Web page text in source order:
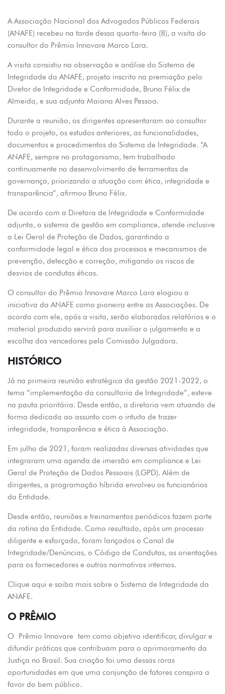
A Associação Nacional dos Advogados Públicos Federais
(ANAFE) recebeu na tarde dessa quarta-feira (8), a visita do
consultor do Prêmio Innovare Marco Lara.
A visita consistiu na observação e análise do Sistema de
Integridade da ANAFE, projeto inscrito na premiação pelo
Diretor de Integridade e Conformidade, Bruno Félix de
Almeida, e sua adjunta Maiana Alves Pessoa.
Durante a reunião, os dirigentes apresentaram ao consultor
todo o projeto, os estudos anteriores, as funcionalidades,
documentos e procedimentos do Sistema de Integridade. “A
ANAFE, sempre no protagonismo, tem trabalhado
continuamente no desenvolvimento de ferramentas de
governança, priorizando a atuação com ética, integridade e
transparência”, afirmou Bruno Félix.
De acordo com a Diretora de Integridade e Conformidade
adjunta, o sistema de gestão em compliance, atende inclusive
a Lei Geral de Proteção de Dados, garantindo a
conformidade legal e ética dos processos e mecanismos de
prevenção, detecção e correção, mitigando os riscos de
desvios de condutas éticas.
O consultor do Prêmio Innovare Marco Lara elogiou a
iniciativa da ANAFE como pioneira entre as Associações. De
acordo com ele, após a visita, serão elaborados relatórios e o
material produzido servirá para auxiliar o julgamento e a
escolha dos vencedores pela Comissão Julgadora.
HISTÓRICO
Já na primeira reunião estratégica da gestão 2021-2022, o
tema “implementação da consultoria de Integridade”, esteve
na pauta prioritária. Desde então, a diretoria vem atuando de
forma dedicada ao assunto com o intuito de trazer
integridade, transparência e ética à Associação.
Em julho de 2021, foram realizadas diversas atividades que
integraram uma agenda de imersão em compliance e Lei
Geral de Proteção de Dados Pessoais (LGPD). Além de
dirigentes, a programação híbrida envolveu os funcionários
da Entidade.
Desde então, reuniões e treinamentos periódicos fazem parte
da rotina da Entidade. Como resultado, após um processo
diligente e esforçado, foram lançados o Canal de
Integridade/Denúncias, o Código de Condutas, as orientações
para os fornecedores e outros normativos internos.
Clique aqui e saiba mais sobre o Sistema de Integridade da
ANAFE.
O PRÊMIO
O Prêmio Innovare tem como objetivo identificar, divulgar e
difundir práticas que contribuam para o aprimoramento da
Justiça no Brasil. Sua criação foi uma dessas raras
oportunidades em que uma conjunção de fatores conspira a
favor do bem público.